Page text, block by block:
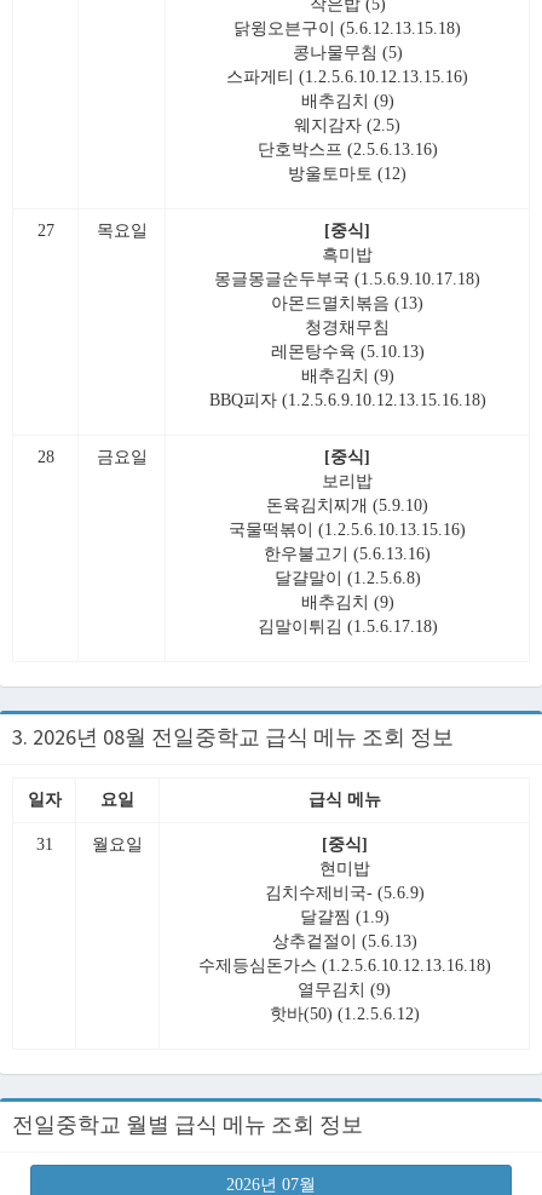
작은밥 (5)
닭윙오븐구이 (5.6.12.13.15.18)
콩나물무침 (5)
스파게티 (1.2.5.6.10.12.13.15.16)
배추김치 (9)
웨지감자 (2.5)
단호박스프 (2.5.6.13.16)
방울토마토 (12)
27 목요일
[중식]
흑미밥
몽글몽글순두부국 (1.5.6.9.10.17.18)
아몬드멸치볶음 (13)
청경채무침
레몬탕수육 (5.10.13)
배추김치 (9)
BBQ피자 (1.2.5.6.9.10.12.13.15.16.18)
28 금요일
[중식]
보리밥
돈육김치찌개 (5.9.10)
국물떡볶이 (1.2.5.6.10.13.15.16)
한우불고기 (5.6.13.16)
달걀말이 (1.2.5.6.8)
배추김치 (9)
김말이튀김 (1.5.6.17.18)
3. 2026년 08월 전일중학교 급식 메뉴 조회 정보
일자 요일 급식 메뉴
31 월요일
[중식]
현미밥
김치수제비국- (5.6.9)
달걀찜 (1.9)
상추겉절이 (5.6.13)
수제등심돈가스 (1.2.5.6.10.12.13.16.18)
열무김치 (9)
핫바(50) (1.2.5.6.12)
전일중학교 월별 급식 메뉴 조회 정보
2026년 07월